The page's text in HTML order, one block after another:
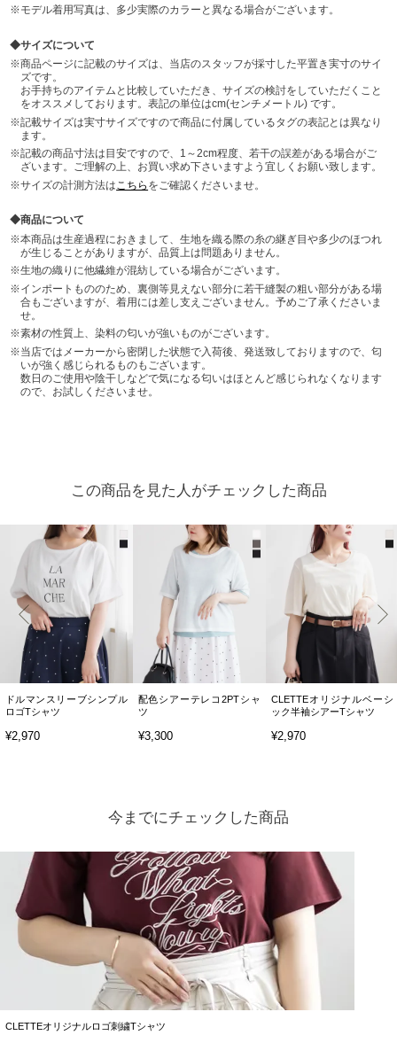
モデル着用写真は、多少実際のカラーと異なる場合がございます。
サイズについて
商品ページに記載のサイズは、当店のスタッフが採寸した平置き実寸のサイ
ズです。
お手持ちのアイテムと比較していただき、サイズの検討をしていただくこと
をオススメしております。表記の単位はcm(センチメートル) です。
記載サイズは実寸サイズですので商品に付属しているタグの表記とは異なり
ます。
記載の商品寸法は目安ですので、1～2cm程度、若干の誤差がある場合がご
ざいます。ご理解の上、お買い求め下さいますよう宜しくお願い致します。
サイズの計測方法はこちら をご確認くださいませ。
商品について
本商品は生産過程におきまして、生地を織る際の糸の継ぎ目や多少のほつれ
が生じることがありますが、品質上は問題ありません。
生地の織りに他繊維が混紡している場合がございます。
インポートもののため、裏側等見えない部分に若干縫製の粗い部分がある場
合もございますが、着用には差し支えございません。予めご了承くださいま
せ。
素材の性質上、染料の匂いが強いものがございます。
当店ではメーカーから密閉した状態で入荷後、発送致しておりますので、匂
いが強く感じられるものもございます。
数日のご使用や陰干しなどで気になる匂いはほとんど感じられなくなります
ので、お試しくださいませ。
この商品を見た人がチェックした商品
ドルマンスリーブシンプル
ロゴTシャツ
¥2,970
配色シアーテレコ2PTシャ
ツ
¥3,300
CLETTEオリジナルベーシ
ック半袖シアーTシャツ
¥2,970
今までにチェックした商品
CLETTEオリジナルロゴ刺繍Tシャツ